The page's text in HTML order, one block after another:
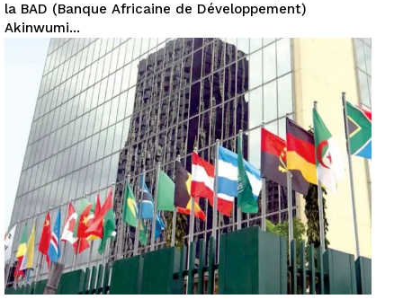
la BAD (Banque Africaine de Développement)
Akinwumi...